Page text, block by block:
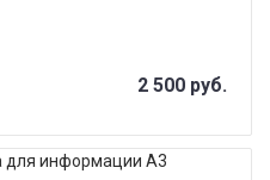
2 500 руб.